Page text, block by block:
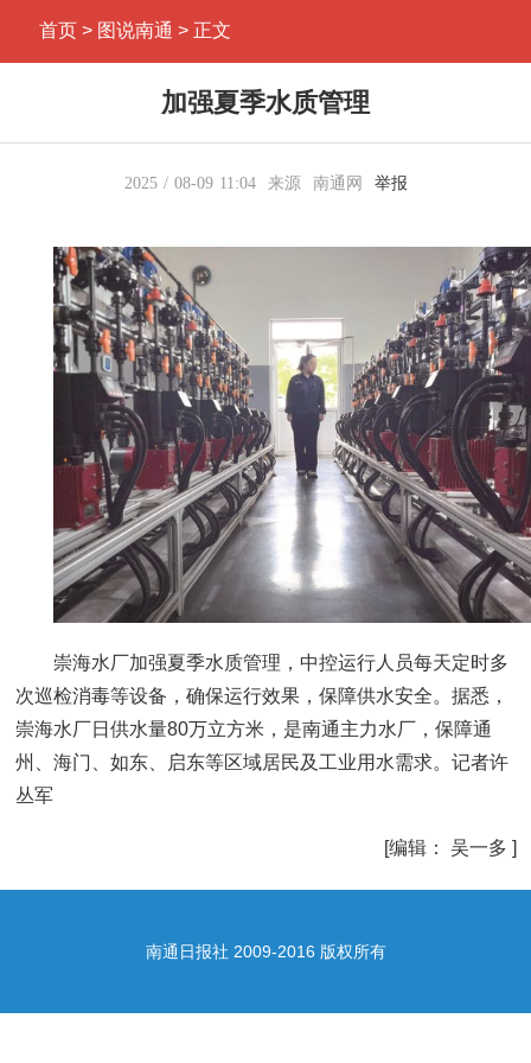
首页 > 图说南通 > 正文
加强夏季水质管理
2025 08-09 11:04 来源 南通网 举报
崇海水厂加强夏季水质管理，中控运行人员每天定时多
次巡检消毒等设备，确保运行效果，保障供水安全。据悉，
崇海水厂日供水量80万立方米，是南通主力水厂，保障通
州、海门、如东、启东等区域居民及工业用水需求。记者许
丛军
[编辑： 吴一多 ]
南通日报社 2009-2016 版权所有